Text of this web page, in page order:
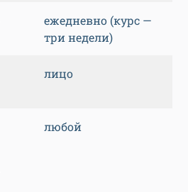
ежедневно (курс —
три недели)
лицо
любой